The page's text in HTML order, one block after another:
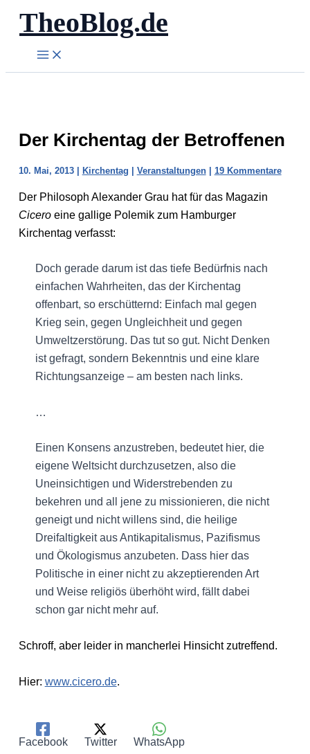
Zum
Inhalt
springen
TheoBlog.de
Der Kirchentag der Betroffenen
10. Mai, 2013 | Kirchentag | Veranstaltungen| 19 Kommentare
Der Philosoph Alexander Grau hat für das Magazin
Ciceroeine gallige Polemik zum Hamburger
Kirchentag verfasst:
Doch gerade darum ist das tiefe Bedürfnis nach
einfachen Wahrheiten, das der Kirchentag
offenbart, so erschütternd: Einfach mal gegen
Krieg sein, gegen Ungleichheit und gegen
Umweltzerstörung. Das tut so gut. Nicht Denken
ist gefragt, sondern Bekenntnis und eine klare
Richtungsanzeige – am besten nach links.
…
Einen Konsens anzustreben, bedeutet hier, die
eigene Weltsicht durchzusetzen, also die
Uneinsichtigen und Widerstrebenden zu
bekehren und all jene zu missionieren, die nicht
geneigt und nicht willens sind, die heilige
Dreifaltigkeit aus Antikapitalismus, Pazifismus
und Ökologismus anzubeten. Dass hier das
Politische in einer nicht zu akzeptierenden Art
und Weise religiös überhöht wird, fällt dabei
schon gar nicht mehr auf.
Schroff, aber leider in mancherlei Hinsicht zutreffend.
Hier: www.cicero.de.
Facebook Twitter WhatsApp